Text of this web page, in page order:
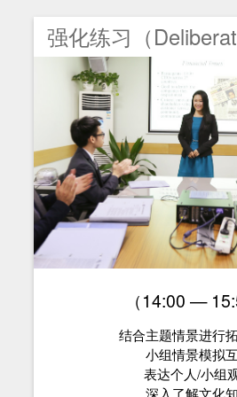
强化练习（
（14:00 —
结合主题情景进行
小组情景模拟
表达个人/小组
深入了解文化